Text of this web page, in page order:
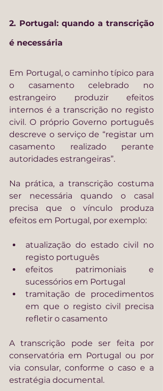
2. Portugal: quando a transcrição
é necessária
Em Portugal, o caminho típico para
o casamento celebrado no
estrangeiro produzir efeitos
internos é a transcrição no registo
civil. O próprio Governo português
descreve o serviço de “registar um
casamento realizado perante
autoridades estrangeiras”.
Na prática, a transcrição costuma
ser necessária quando o casal
precisa que o vínculo produza
efeitos em Portugal, por exemplo:
atualização do estado civil no
registo português
efeitos patrimoniais e
sucessórios em Portugal
tramitação de procedimentos
em que o registo civil precisa
refletir o casamento
A transcrição pode ser feita por
conservatória em Portugal ou por
via consular, conforme o caso e a
estratégia documental.